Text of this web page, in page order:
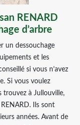
RENARD
d’arbre
un dessouchage
et les
si vous n’avez
Si vous voulez
trouvez à Jullouville,
Ils sont
années. Avant de